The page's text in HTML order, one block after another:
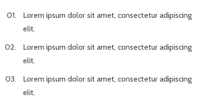
Lorem ipsum dolor sit amet, consectetur adipiscing
elit.
Lorem ipsum dolor sit amet, consectetur adipiscing
elit.
Lorem ipsum dolor sit amet, consectetur adipiscing
elit.